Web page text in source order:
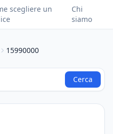
scegliere un
Chi
siamo
15990000
Cerca